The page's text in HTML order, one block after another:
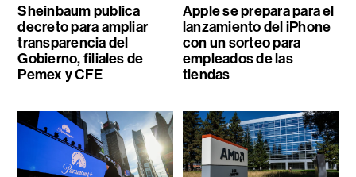
Sheinbaum publica
decreto para ampliar
transparencia del
Gobierno, filiales de
Pemex y CFE
Apple se prepara para el
lanzamiento del iPhone
con un sorteo para
empleados de las
tiendas